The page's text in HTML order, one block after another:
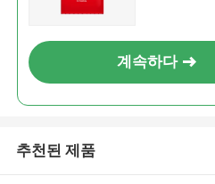
계속하다
추천된 제품